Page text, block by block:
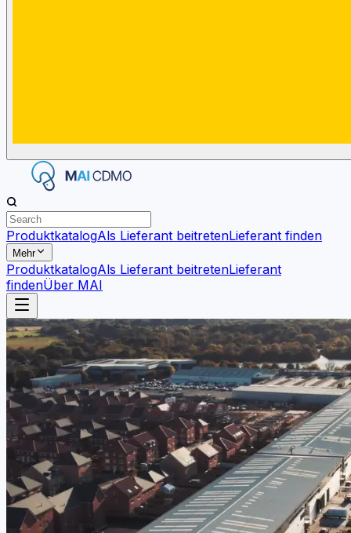
ProduktkatalogAls Lieferant beitretenLieferant finden
Mehr
ProduktkatalogAls Lieferant beitretenLieferant
findenÜber MAI